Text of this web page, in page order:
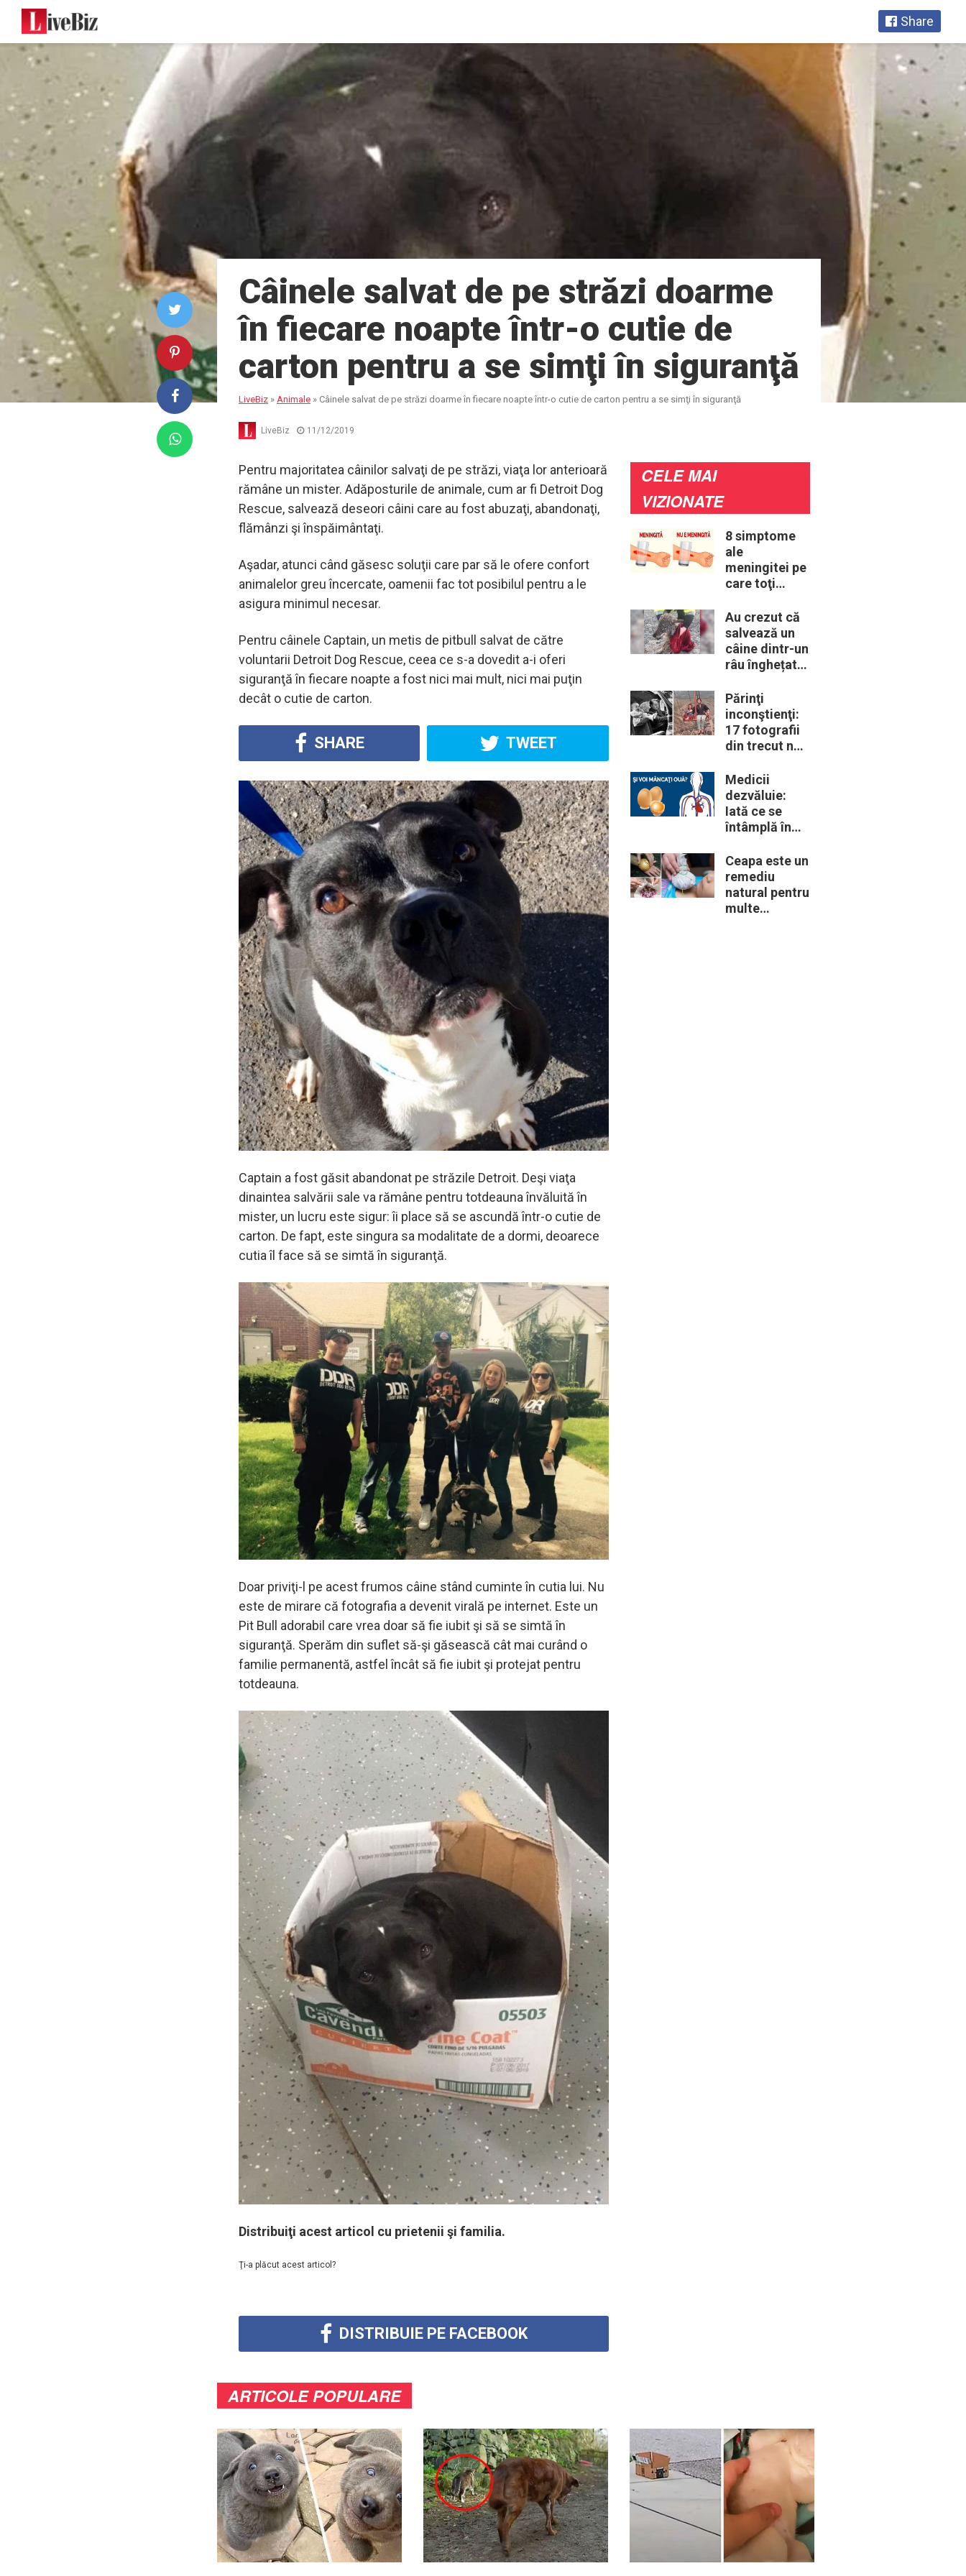
Share
Câinele salvat de pe străzi doarme
în fiecare noapte într-o cutie de
carton pentru a se simţi în siguranţă
LiveBiz » Animale » Câinele salvat de pe străzi doarme în fiecare noapte într-o cutie de carton pentru a se simţi în siguranţă
LiveBiz 11/12/2019
Pentru majoritatea câinilor salvaţi de pe străzi, viaţa lor anterioară
rămâne un mister. Adăposturile de animale, cum ar fi Detroit Dog
Rescue, salvează deseori câini care au fost abuzaţi, abandonaţi,
flămânzi şi înspăimântaţi.
Aşadar, atunci când găsesc soluţii care par să le ofere confort
animalelor greu încercate, oamenii fac tot posibilul pentru a le
asigura minimul necesar.
Pentru câinele Captain, un metis de pitbull salvat de către
voluntarii Detroit Dog Rescue, ceea ce s-a dovedit a-i oferi
siguranţă în fiecare noapte a fost nici mai mult, nici mai puţin
decât o cutie de carton.
SHARE TWEET
Captain a fost găsit abandonat pe străzile Detroit. Deşi viaţa
dinaintea salvării sale va rămâne pentru totdeauna învăluită în
mister, un lucru este sigur: îi place să se ascundă într-o cutie de
carton. De fapt, este singura sa modalitate de a dormi, deoarece
cutia îl face să se simtă în siguranţă.
Doar priviţi-l pe acest frumos câine stând cuminte în cutia lui. Nu
este de mirare că fotografia a devenit virală pe internet. Este un
Pit Bull adorabil care vrea doar să fie iubit şi să se simtă în
siguranţă. Sperăm din suflet să-şi găsească cât mai curând o
familie permanentă, astfel încât să fie iubit şi protejat pentru
totdeauna.
Distribuiţi acest articol cu prietenii şi familia.
Ţi-a plăcut acest articol?
DISTRIBUIE PE FACEBOOK
CELE MAI
VIZIONATE
8 simptome
ale
meningitei pe
care toţi
trebui să le
cunoască
Au crezut că
salvează un
câine dintr-un
râu înghețat:
descoperă că
de fapt era un
lup
Părinţi
inconştienţi:
17 fotografii
din trecut ne
periculoase
erau unele
„obiceiuri” ale
vremii
Medicii
dezvăluie:
Iată ce se
întâmplă în
când începem
să mâncăm
câte două
ouă în fiecare
Ceapa este un
remediu
natural pentru
multe
ARTICOLE POPULARE